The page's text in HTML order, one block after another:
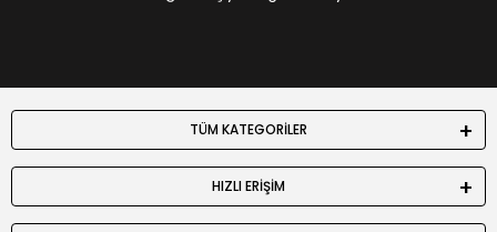
TÜM KATEGORİLER
HIZLI ERİŞİM